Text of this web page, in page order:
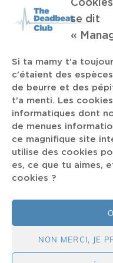
se dit
«
Si ta mamy t'a
c'étaient des
de beurre et des
t'a menti. Les
informatiques dont
de menues
ce magnifique site
utilise des cookies
es, ce que tu aimes,
cookies ?
NON MERCI, JE
facebook
twitter
mail
Live
Norway S03E03 Shit &
Dynamo money
MTV Flèche Love
Drone